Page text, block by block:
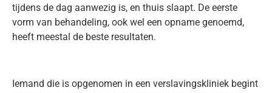
tijdens de dag aanwezig is, en thuis slaapt. De eerste
vorm van behandeling, ook wel een opname genoemd,
heeft meestal de beste resultaten.
Iemand die is opgenomen in een verslavingskliniek begint